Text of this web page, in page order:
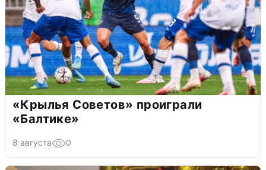
«Крылья Советов» проиграли
«Балтике»
8 августа 0